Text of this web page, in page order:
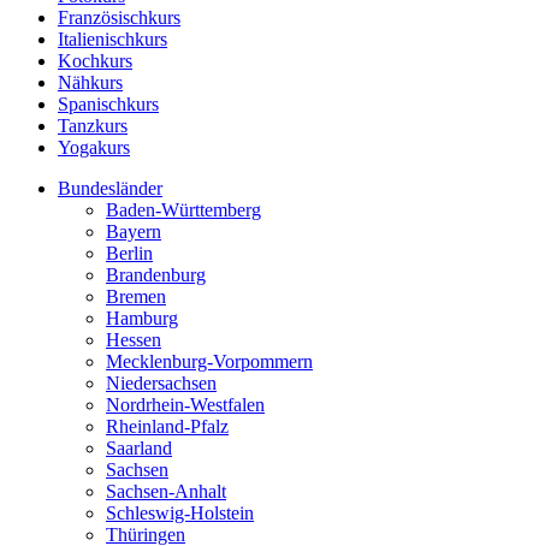
Französischkurs
Italienischkurs
Kochkurs
Nähkurs
Spanischkurs
Tanzkurs
Yogakurs
Bundesländer
Baden-Württemberg
Bayern
Berlin
Brandenburg
Bremen
Hamburg
Hessen
Mecklenburg-Vorpommern
Niedersachsen
Nordrhein-Westfalen
Rheinland-Pfalz
Saarland
Sachsen
Sachsen-Anhalt
Schleswig-Holstein
Thüringen